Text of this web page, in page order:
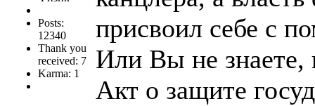
Posts:
12340
Thank you
received: 7
Karma: 1
присвоил себе с
Или Вы не знаете,
Акт о защите